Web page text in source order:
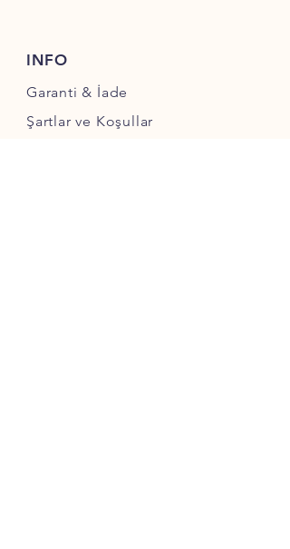
INFO
Garanti & İade
Şartlar ve Koşullar